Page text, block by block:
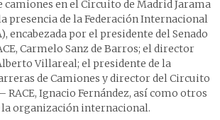
camiones en el Circuito de Madrid Jarama
presencia de la Federación Internacional
encabezada por el presidente del Senado
Carmelo Sanz de Barros; el director
Villareal; el presidente de la
de Camiones y director del Circuito
RACE, Ignacio Fernández, así como otros
organización internacional.